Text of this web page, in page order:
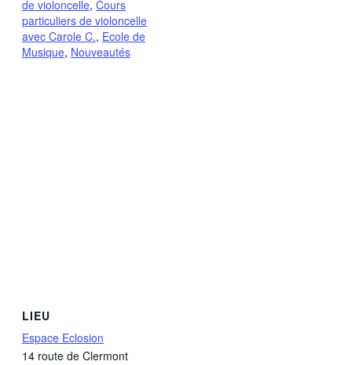
de violoncelle, Cours
particuliers de violoncelle
avec Carole C., Ecole de
Musique, Nouveautés
LIEU
Espace Eclosion
14 route de Clermont